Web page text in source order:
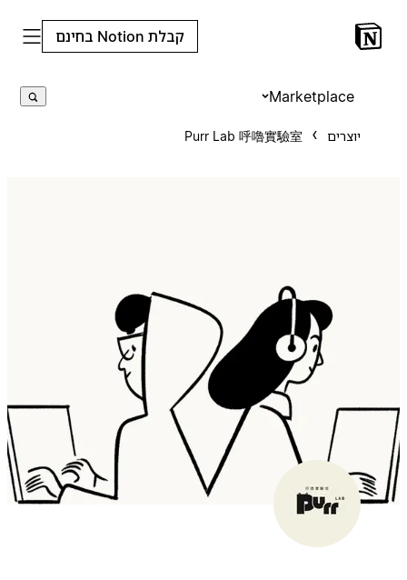
קבלת Notion בחינם
Marketplace
Purr Lab 呼嚕實驗室